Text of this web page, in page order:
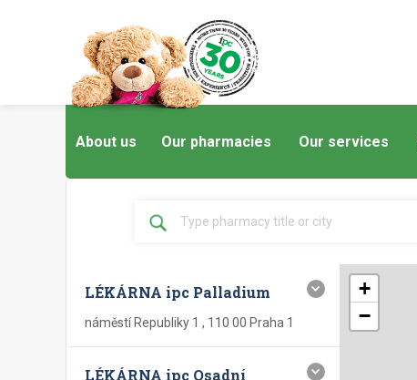
About us Our pharmacies Our services
LÉKÁRNA ipc Palladium
náměstí Republiky 1 , 110 00 Praha 1
LÉKÁRNA ipc Osadní
+
−